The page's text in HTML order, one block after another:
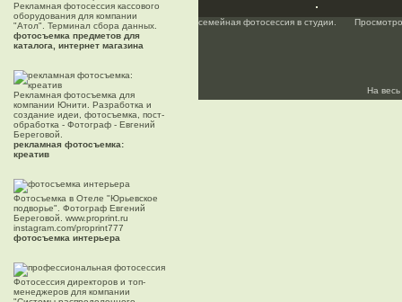
Рекламная фотосессия кассового
оборудования для компании
"Атол". Терминал сбора данных.
фотосъемка предметов для
каталога, интернет магазина
Рекламная фотосъемка для
компании Юнити. Разработка и
создание идеи, фотосъемка, пост-
обработка - Фотограф - Евгений
Береговой.
рекламная фотосъемка:
креатив
Фотосъемка в Отеле "Юрьевское
подворье". Фотограф Евгений
Береговой. www.proprint.ru
instagram.com/proprint777
фотосъемка интерьера
Фотосессия директоров и топ-
менеджеров для компании
семейная фотосессия в студии.
На